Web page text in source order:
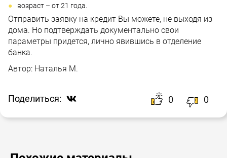
возраст – от 21 года.
Отправить заявку на кредит Вы можете, не выходя из
дома. Но подтверждать документально свои
параметры придется, лично явившись в отделение
банка.
Автор: Наталья М.
Поделиться: 0 0